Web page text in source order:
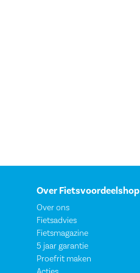
Over Fietsvoordeelshop
Over ons
Fietsadvies
Fietsmagazine
5 jaar garantie
Proefrit maken